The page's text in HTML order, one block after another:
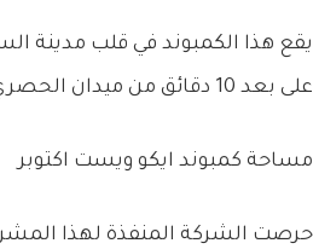
يقع هذا الكمبوند في قلب مدينة
على بعد 10 دقائق من ميدان الحصري، ايضا على بعد 10 دقائق فقط من مدينة الشيخ زايد.
مساحة كمبوند ايكو ويست اكتوبر